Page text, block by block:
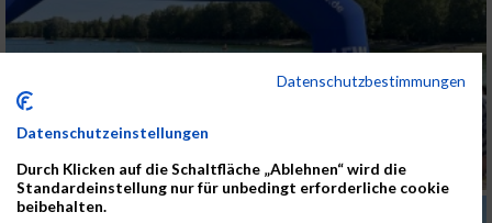
Datenschutzbestimmungen
Datenschutzeinstellungen
Durch Klicken auf die Schaltfläche „Ablehnen“ wird die
Standardeinstellung nur für unbedingt erforderliche cookie
beibehalten.